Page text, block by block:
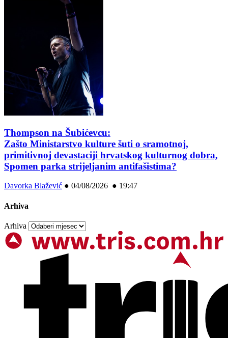
Thompson na Šubićevcu:
Zašto Ministarstvo kulture šuti o sramotnoj,
primitivnoj devastaciji hrvatskog kulturnog dobra,
Spomen parka strijeljanim antifašistima?
Davorka Blažević ● 04/08/2026 ● 19:47
Arhiva
Arhiva